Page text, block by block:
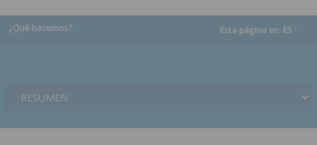
¿Qué hacemos? Esta página en: ES